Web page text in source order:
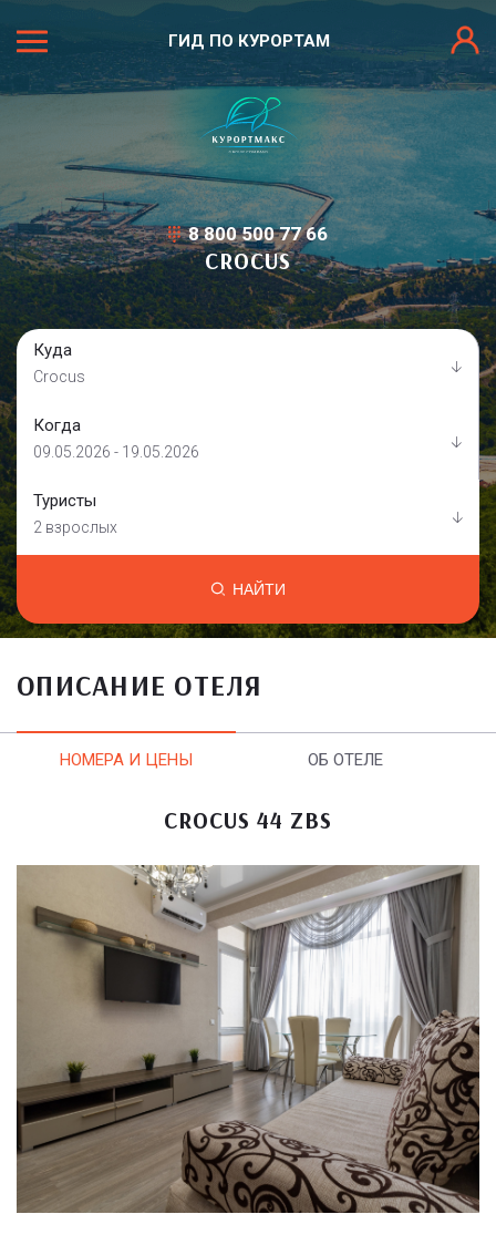
ГИД ПО КУРОРТАМ
8 800 500 77 66
CROCUS
Куда
Crocus
Когда
09.05.2026 - 19.05.2026
Туристы
2 взрослых
НАЙТИ
ОПИСАНИЕ ОТЕЛЯ
НОМЕРА И ЦЕНЫ ОБ ОТЕЛЕ
CROCUS 44 ZBS